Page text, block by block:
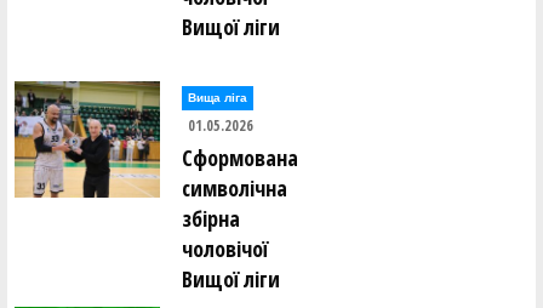
Вищої ліги
Вища лiга
01.05.2026
Сформована
символічна
збірна
чоловічої
Вищої ліги